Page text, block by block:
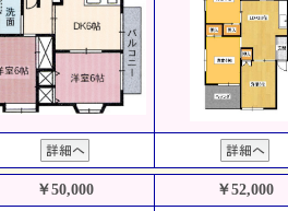
￥50,000
￥52,000